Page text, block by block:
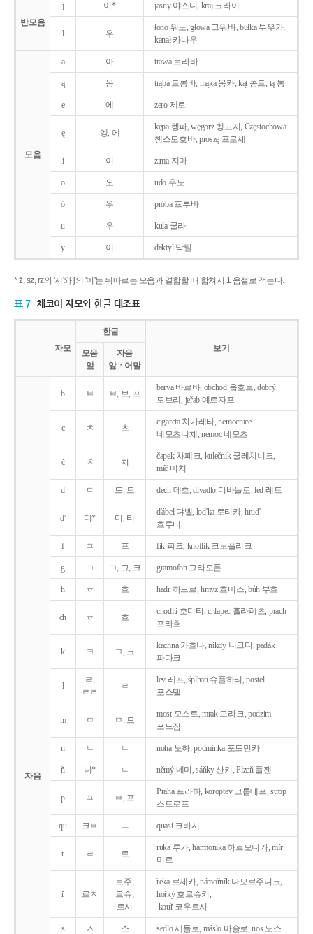
반모음
j 이* jasny 야스니, kraj 크라이
ł 우
łono 워노, głowa 그워바, bułka 부우카,
kanał 카나우
모음
a 아 trawa 트라바
ą̨ 옹 trąba 트롱바, mąka 몽카, kąt 콩트, tą 통
e 에 zero 제로
ę 엥, 에
kępa 켕파, węgorz 벵고시, Częstochowa
쳉스토호바, proszę 프로셰
i 이 zima 지마
o 오 udo 우도
ó 우 próba 프루바
u 우 kula 쿨라
y 이 daktyl 닥틸
* ż, sz, rz의 '시'와 j의 '이'는 뒤따르는 모음과 결합할 때 합쳐서 1 음절로 적는다.
표 7 체코어 자모와 한글 대조표
자모
한글
보기
모음
앞
자음
앞ㆍ어말
자음
b ㅂ ㅂ, 브, 프
barva 바르바, obchod 옵호트, dobrý
도브리, jeřab 예르자프
c ㅊ 츠
cigareta 치가레타, nemocnice
네모츠니체, nemoc 네모츠
č ㅊ 치
čapek 차페크, kulečnik 쿨레치니크,
míč 미치
d ㄷ 드, 트 dech 데흐, divadlo 디바들로, led 레트
d' 디* 디, 티
d'ábel 댜벨, lod'ka 로티카, hrud'
흐루티
f ㅍ 프 fík 피크, knoflík 크노플리크
g ㄱ ㄱ, 그, 크 gramofon 그라모폰
h ㅎ 흐 hadr 하드르, hmyz 흐미스, bůh 부흐
ch ㅎ 흐
choditi 호디티, chlapec 흘라페츠, prach
프라흐
k ㅋ ㄱ, 크
kachna 카흐나, nikdy 니크디, padák
파다크
l
ㄹ,
ㄹㄹ
ㄹ
lev 레프, šplhati 슈플하티, postel
포스텔
m ㅁ ㅁ, 므
most 모스트, mrak 므라크, podzim
포드짐
n ㄴ ㄴ noha 노하, podmínka 포드민카
ň 니* ㄴ němý 네미, sáňky 산키, Plzeň 플젠
p ㅍ ㅂ, 프
Praha 프라하, koroptev 코롭테프, strop
스트로프
qu 크ㅂ ㅡ quasi 크바시
r ㄹ 르
ruka 루카, harmonika 하르모니카, mír
미르
ř 르ㅈ
르주,
르슈,
르시
řeka 르제카, námořník 나모르주니크,
hořký 호르슈키,
kouř 코우르시
s ㅅ 스 sedlo 세들로, máslo 마슬로, nos 노스